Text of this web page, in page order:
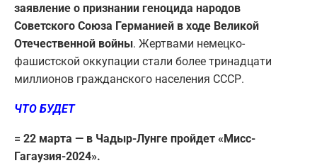
заявление о признании геноцида народов
Советского Союза Германией в ходе Великой
Отечественной войны. Жертвами немецко-
фашистской оккупации стали более тринадцати
миллионов гражданского населения СССР.
ЧТО БУДЕТ
= 22 марта — в Чадыр-Лунге пройдет «Мисс-
Гагаузия-2024».